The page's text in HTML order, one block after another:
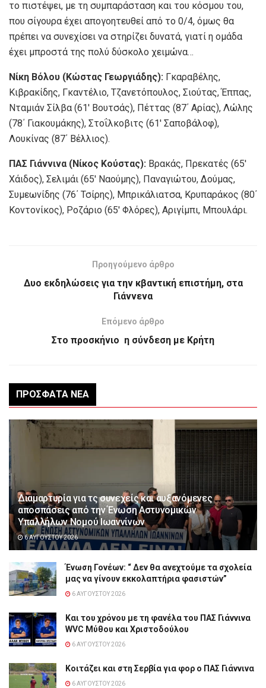
το πιστέψει, με τη συμπαράσταση και του κόσμου του,
που σίγουρα έχει απογοητευθεί από το 0/4, όμως θα
πρέπει να συνεχίσει να στηρίζει δυνατά, γιατί η ομάδα
έχει μπροστά της πολύ δύσκολο χειμώνα…
Νίκη Βόλου (Κώστας Γεωργιάδης): Γκαραβέλης,
Κιβρακίδης, Γκαντέλιο, Τζανετόπουλος, Σιούτας, Έππας,
Νταμιάν Σίλβα (61′ Βουτσάς), Πέττας (87΄ Αρίας), Λώλης
(78΄ Γιακουμάκης), Στοΐλκοβιτς (61′ Σαποβάλοφ),
Λουκίνας (87΄ Βέλλιος).
ΠΑΣ Γιάννινα (Νίκος Κούστας): Βρακάς, Πρεκατές (65′
Χάιδος), Σελιμάι (65′ Ναούμης), Παναγιώτου, Δούμας,
Συμεωνίδης (76΄ Τσίρης), Μπρικάλιατσα, Κρυπαράκος (80΄
Κοντονίκος), Ροζάριο (65′ Φλόρες), Αριγίμπι, Μπουλάρι.
Προηγούμενο άρθρο
Δυο εκδηλώσεις για την κβαντική επιστήμη, στα
Γιάννενα
Επόμενο άρθρο
Στο προσκήνιο η σύνδεση με Κρήτη
ΠΡΌΣΦΑΤΑ ΝΈΑ
Διαμαρτυρία για τς συνεχείς και αυξανόμενες
αποσπάσεις από την Ένωση Αστυνομικών
Υπαλλήλων Νομού Ιωαννίνων
6 ΑΥΓΟΎΣΤΟΥ 2026
Ένωση Γονέων: “ Δεν θα ανεχτούμε τα σχολεία
μας να γίνουν εκκολαπτήρια φασιστών”
6 ΑΥΓΟΎΣΤΟΥ 2026
Και του χρόνου με τη φανέλα του ΠΑΣ Γιάννινα
WVC Μύθου και Χριστοδούλου
6 ΑΥΓΟΎΣΤΟΥ 2026
Κοιτάζει και στη Σερβία για φορ ο ΠΑΣ Γιάννινα
6 ΑΥΓΟΎΣΤΟΥ 2026